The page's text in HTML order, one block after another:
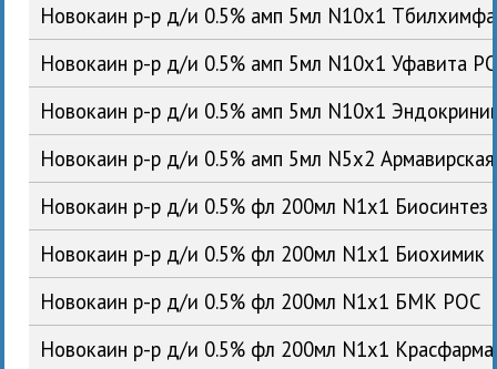
Новокаин р-р д/и 0.5% амп 5мл N10x1
Новокаин р-р д/и 0.5% амп 5мл N10x1 Уфавита
Новокаин р-р д/и 0.5% амп 5мл N10x1
Новокаин р-р д/и 0.5% амп 5мл N5x2
Новокаин р-р д/и 0.5% фл 200мл N1x1
Новокаин р-р д/и 0.5% фл 200мл N1x1 Биохимик
Новокаин р-р д/и 0.5% фл 200мл N1x1 БМК РОС
Новокаин р-р д/и 0.5% фл 200мл N1x1